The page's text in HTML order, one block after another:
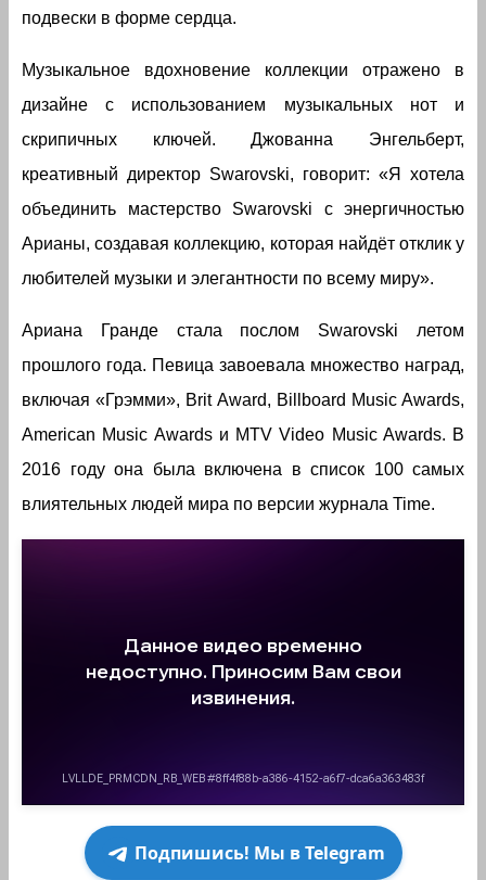
подвески в форме сердца.
Музыкальное вдохновение коллекции отражено в
дизайне с использованием музыкальных нот и
скрипичных ключей. Джованна Энгельберт,
креативный директор Swarovski, говорит: «Я хотела
объединить мастерство Swarovski с энергичностью
Арианы, создавая коллекцию, которая найдёт отклик у
любителей музыки и элегантности по всему миру».
Ариана Гранде стала послом Swarovski летом
прошлого года. Певица завоевала множество наград,
включая «Грэмми», Brit Award, Billboard Music Awards,
American Music Awards и MTV Video Music Awards. В
2016 году она была включена в список 100 самых
влиятельных людей мира по версии журнала Time.
Подпишись! Мы в Telegram